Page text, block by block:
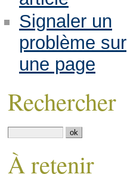
Signaler un
problème sur
une page
Rechercher
À retenir